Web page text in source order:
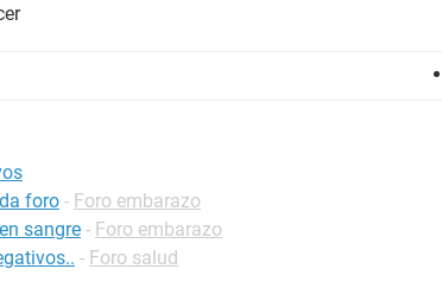
foro - Foro embarazo
sangre - Foro embarazo
- Foro salud